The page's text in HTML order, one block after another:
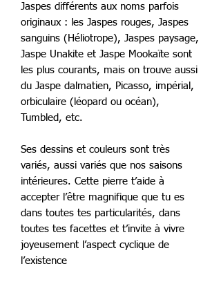
Jaspes différents aux noms parfois
originaux : les Jaspes rouges, Jaspes
sanguins (Héliotrope), Jaspes paysage,
Jaspe Unakite et Jaspe Mookaïte sont
les plus courants, mais on trouve aussi
du Jaspe dalmatien, Picasso, impérial,
orbiculaire (léopard ou océan),
Tumbled, etc.
Ses dessins et couleurs sont très
variés, aussi variés que nos saisons
intérieures. Cette pierre t’aide à
accepter l’être magnifique que tu es
dans toutes tes particularités, dans
toutes tes facettes et t’invite à vivre
joyeusement l’aspect cyclique de
l’existence